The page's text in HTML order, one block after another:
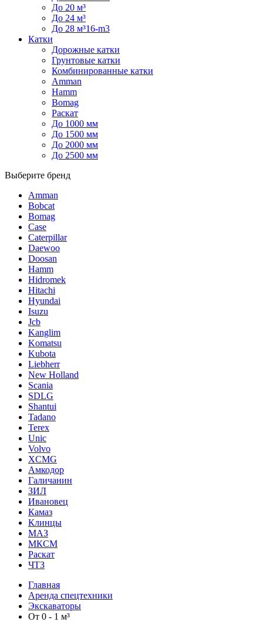
До 20 м³
До 24 м³
До 28 м³16-m3
Катки
Дорожные катки
Грунтовые катки
Комбинированные катки
Amman
Hamm
Bomag
Раскат
До 1000 мм
До 1500 мм
До 2000 мм
До 2500 мм
Выберите бренд
Amman
Bobcat
Bomag
Case
Caterpillar
Daewoo
Doosan
Hamm
Hidromek
Hitachi
Hyundai
Isuzu
Jcb
Kanglim
Komatsu
Kubota
Liebherr
New Holland
Scania
SDLG
Shantui
Tadano
Terex
Unic
Volvo
XCMG
Амкодор
Галичанин
ЗИЛ
Ивановец
Камаз
Клинцы
МАЗ
МКСМ
Раскат
ЧТЗ
Главная
Аренда спецтехники
Экскаваторы
От 0 - 1 м³